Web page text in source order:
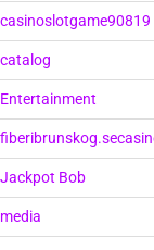
casinoslotgame90819
catalog
Entertainment
Jackpot Bob
media